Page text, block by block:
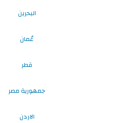
البحرين
عُمان
قطر
جمهورية مصر
الاردن